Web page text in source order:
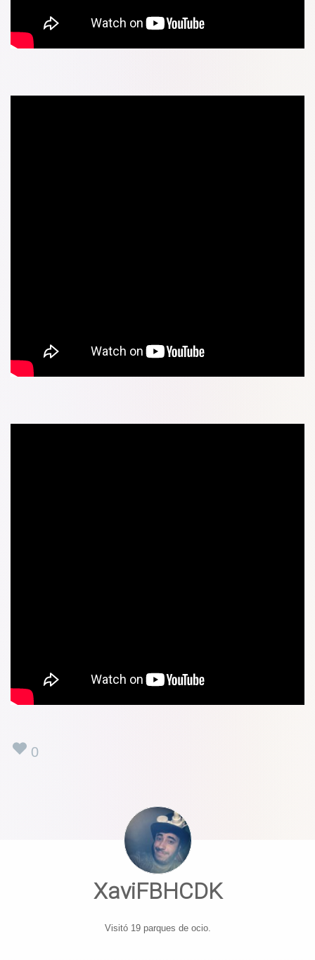
0
XaviFBHCDK
Visitó 19 parques de ocio.